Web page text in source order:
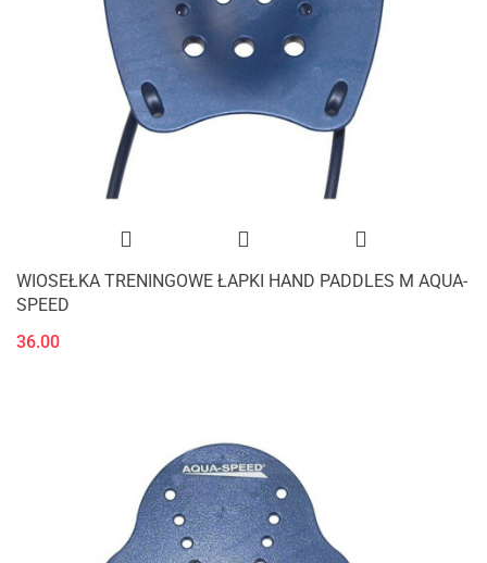
WIOSEŁKA TRENINGOWE ŁAPKI HAND PADDLES M AQUA-
SPEED
36.00